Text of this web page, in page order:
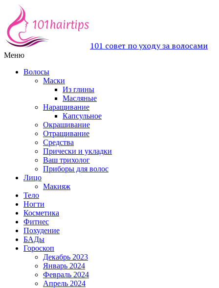
101 совет по уходу за волосами
Меню
Волосы
Маски
Из глины
Масляные
Наращивание
Капсульное
Окрашивание
Отращивание
Средства
Прически и укладки
Ваш трихолог
Приборы для волос
Лицо
Макияж
Тело
Ногти
Косметика
Фитнес
Похудение
БАДы
Гороскоп
Декабрь 2023
Январь 2024
Февраль 2024
Апрель 2024